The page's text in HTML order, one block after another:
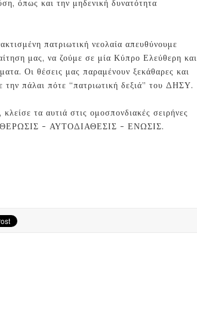
όπως και την μηδενική δυνατότητα
πατριωτική νεολαία απευθύνουμε
μας, να ζούμε σε μία Κύπρο Ελεύθερη και
Οι θέσεις μας παραμένουν ξεκάθαρες και
την πάλαι πότε “πατριωτική δεξιά” του ΔΗΣΥ.
τα αυτιά στις ομοσπονδιακές σειρήνες
- ΑΥΤΟΔΙΑΘΕΣΙΣ - ΕΝΩΣΙΣ.